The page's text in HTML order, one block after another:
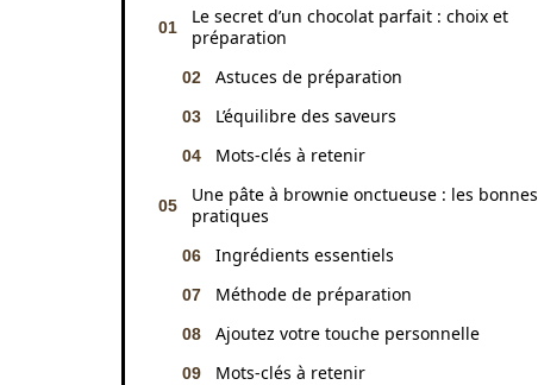
Le secret d’un chocolat parfait : choix et
préparation
Astuces de préparation
L’équilibre des saveurs
Mots-clés à retenir
Une pâte à brownie onctueuse : les bonnes
pratiques
Ingrédients essentiels
Méthode de préparation
Ajoutez votre touche personnelle
Mots-clés à retenir